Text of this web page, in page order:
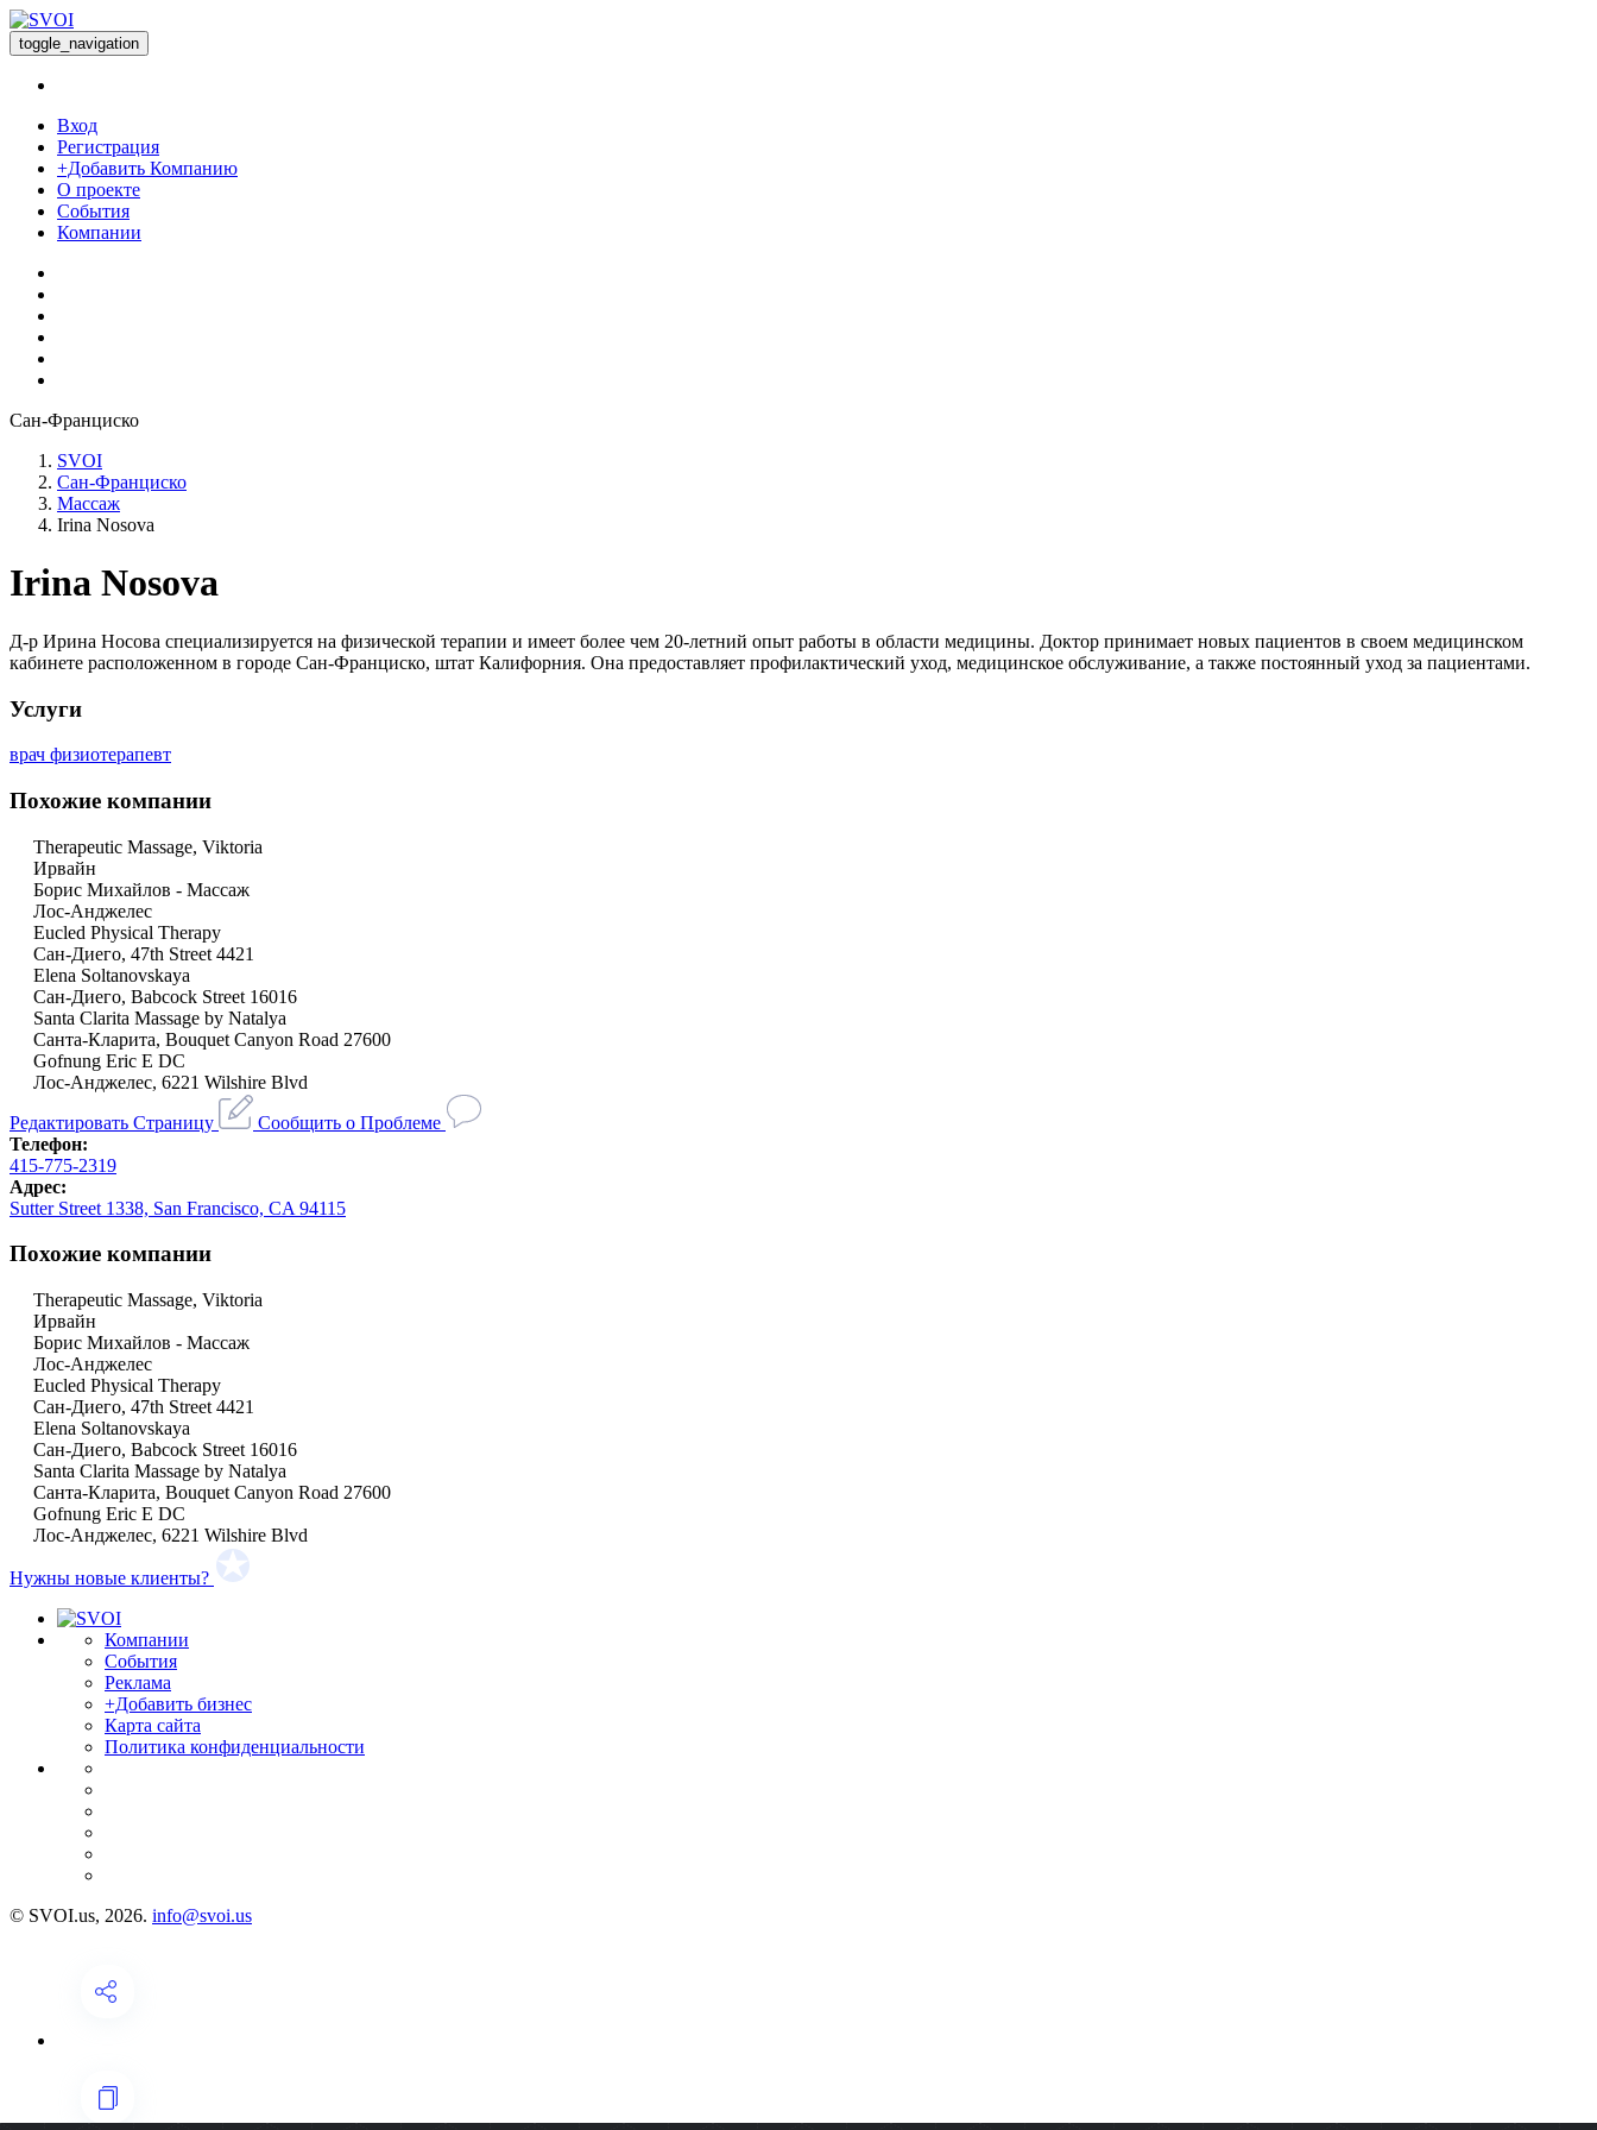
toggle_navigation
Вход
Регистрация
+Добавить Компанию
О проекте
События
Компании
Сан-Франциско
SVOI
Сан-Франциско
Массаж
Irina Nosova
Irina Nosova
Д-р Ирина Носова специализируется на физической терапии и имеет более чем 20-летний опыт работы в области медицины. Доктор принимает новых пациентов в своем медицинском
кабинете расположенном в городе Сан-Франциско, штат Калифорния. Она предоставляет профилактический уход, медицинское обслуживание, а также постоянный уход за пациентами.
Услуги
врач физиотерапевт
Похожие компании
Therapeutic Massage, Viktoria
Ирвайн
Борис Михайлов - Массаж
Лос-Анджелес
Eucled Physical Therapy
Сан-Диего, 47th Street 4421
Elena Soltanovskaya
Сан-Диего, Babcock Street 16016
Santa Clarita Massage by Natalya
Санта-Кларита, Bouquet Canyon Road 27600
Gofnung Eric E DC
Лос-Анджелес, 6221 Wilshire Blvd
Редактировать Страницу
Сообщить о Проблеме
Телефон:
415-775-2319
Адрес:
Sutter Street 1338, San Francisco, CA 94115
Похожие компании
Therapeutic Massage, Viktoria
Ирвайн
Борис Михайлов - Массаж
Лос-Анджелес
Eucled Physical Therapy
Сан-Диего, 47th Street 4421
Elena Soltanovskaya
Сан-Диего, Babcock Street 16016
Santa Clarita Massage by Natalya
Санта-Кларита, Bouquet Canyon Road 27600
Gofnung Eric E DC
Лос-Анджелес, 6221 Wilshire Blvd
Нужны новые клиенты?
Компании
События
Реклама
+Добавить бизнес
Карта сайта
Политика конфиденциальности
© SVOI.us, 2026. info@svoi.us